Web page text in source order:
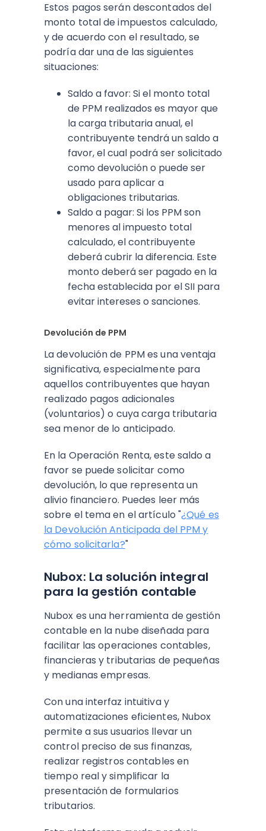
Estos pagos serán descontados del
monto total de impuestos calculado,
y de acuerdo con el resultado, se
podría dar una de las siguientes
situaciones:
Saldo a favor: Si el monto total
de PPM realizados es mayor que
la carga tributaria anual, el
contribuyente tendrá un saldo a
favor, el cual podrá ser solicitado
como devolución o puede ser
usado para aplicar a
obligaciones tributarias.
Saldo a pagar: Si los PPM son
menores al impuesto total
calculado, el contribuyente
deberá cubrir la diferencia. Este
monto deberá ser pagado en la
fecha establecida por el SII para
evitar intereses o sanciones.
Devolución de PPM
La devolución de PPM es una ventaja
significativa, especialmente para
aquellos contribuyentes que hayan
realizado pagos adicionales
(voluntarios) o cuya carga tributaria
sea menor de lo anticipado.
En la Operación Renta, este saldo a
favor se puede solicitar como
devolución, lo que representa un
alivio financiero. Puedes leer más
sobre el tema en el artículo "¿Qué es
la Devolución Anticipada del PPM y
cómo solicitarla?"
Nubox: La solución integral
para la gestión contable
Nubox es una herramienta de gestión
contable en la nube diseñada para
facilitar las operaciones contables,
financieras y tributarias de pequeñas
y medianas empresas.
Con una interfaz intuitiva y
automatizaciones eficientes, Nubox
permite a sus usuarios llevar un
control preciso de sus finanzas,
realizar registros contables en
tiempo real y simplificar la
presentación de formularios
tributarios.